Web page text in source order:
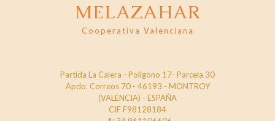
MELAZAHAR
Cooperativa Valenciana
Partida La Calera - Poligono 17- Parcela 30
Apdo. Correos 70 - 46193 - MONTROY
(VALENCIA) - ESPAÑA
CIF F98128184